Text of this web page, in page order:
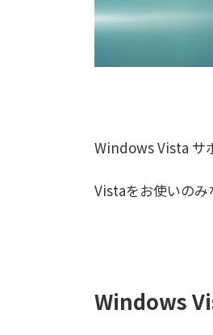
Windows Vista サ
Vistaをお使いのみ
Windows